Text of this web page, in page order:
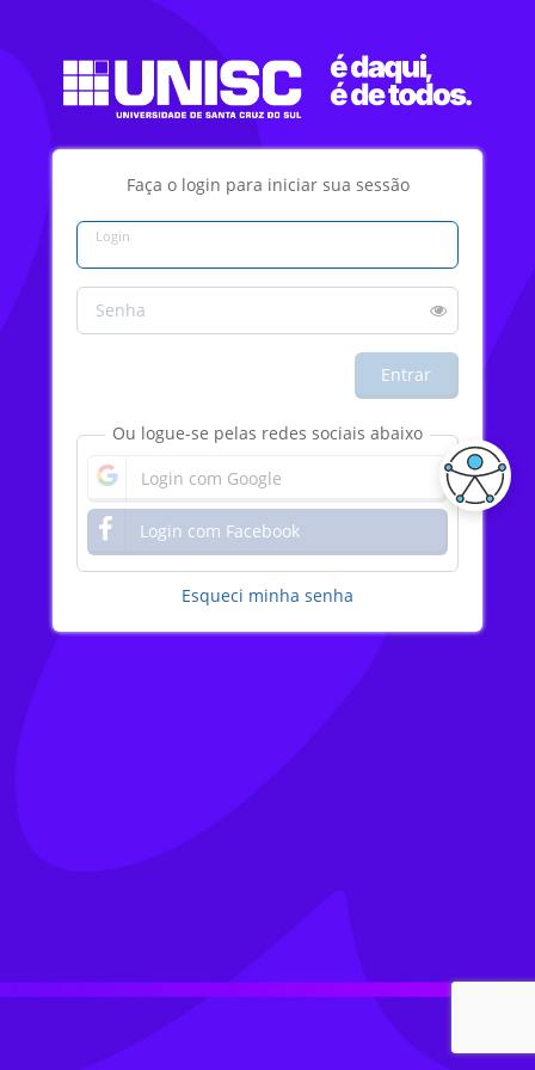
Faça o login para iniciar sua sessão
Login
Senha
Entrar
Ou logue-se pelas redes sociais abaixo
Login com Google
Login com Facebook
Esqueci minha senha